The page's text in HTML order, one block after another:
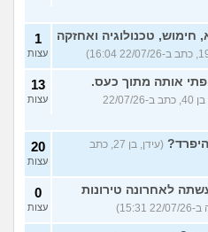
טכנולוגיה ואחזקה
1
עצות
אותה מתוך כעס.
(אלכס, שם בדוי, בן 40, כתב ב-22/07/26
13
עצות
(עידן, בן 27, כתב
20
עצות
לאחרונה טירונות
0
עצות